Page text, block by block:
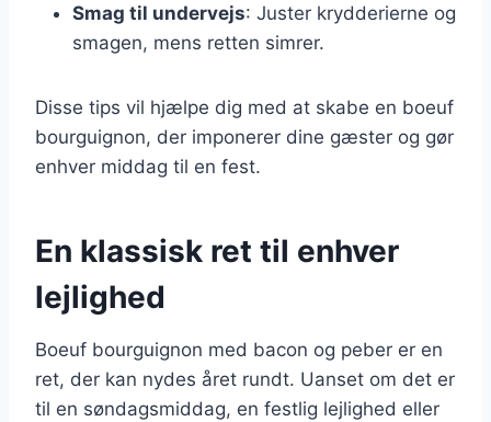
Smag til undervejs: Juster krydderierne og
smagen, mens retten simrer.
Disse tips vil hjælpe dig med at skabe en boeuf
bourguignon, der imponerer dine gæster og gør
enhver middag til en fest.
En klassisk ret til enhver
lejlighed
Boeuf bourguignon med bacon og peber er en
ret, der kan nydes året rundt. Uanset om det er
til en søndagsmiddag, en festlig lejlighed eller